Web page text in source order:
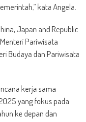
kata Angela.
Japan and Republic
Pariwisata
Budaya dan Pariwisata
kerja sama
yang fokus pada
ke depan dan